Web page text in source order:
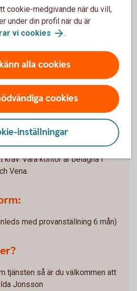
bygden. Vi är idag 15 anställda
i Silverdalen, Tuna och Vena.
en viktig del av vår helhet och
har under de senaste åren
har Sveriges nöjdaste
vilket är ett fint kvitto på
till våra kunder.
du kan förflytta dig mellan våra
krav. Våra kontor är belägna i
Vena.
med provanställning 6 mån)
tjänsten så är du välkommen att
Jonsson
cookie-medgivande när du vill,
under din profil när du är
vi cookies .
alla cookies
cookies
inställningar